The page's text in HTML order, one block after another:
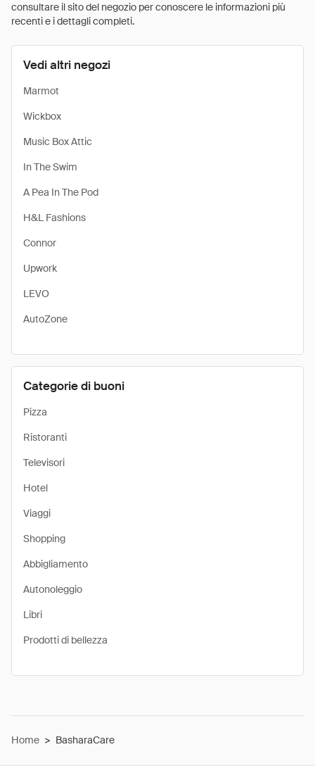
consultare il sito del negozio per conoscere le informazioni più
recenti e i dettagli completi.
Vedi altri negozi
Marmot
Wickbox
Music Box Attic
In The Swim
A Pea In The Pod
H&L Fashions
Connor
Upwork
LEVO
AutoZone
Categorie di buoni
Pizza
Ristoranti
Televisori
Hotel
Viaggi
Shopping
Abbigliamento
Autonoleggio
Libri
Prodotti di bellezza
Home > BasharaCare